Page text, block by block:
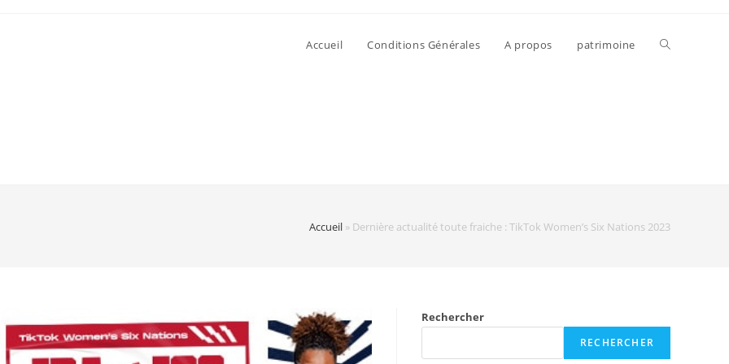
Accueil Conditions Générales A propos patrimoine
Accueil » Dernière actualité toute fraiche : TikTok Women’s Six Nations 2023
Rechercher
RECHERCHER